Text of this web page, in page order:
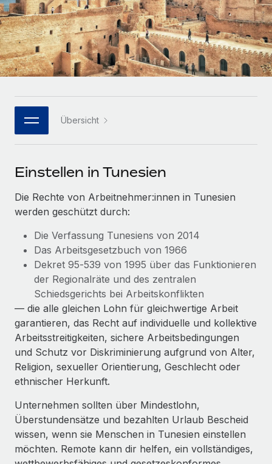
Remote Embedded
Nahtlose Integration der HR in bestehende Abläufe
Plattform
Integrierte HR-Kernfunktionen für dein Team
MCP
Integrationen
Tools
DIENSTLEISTUNGEN
Frag unsere Expert:innen
Hilfe von Expert:innen für globale HR & Compliance
Background-Checks
Einfacheres Bewerber:innen-Screening
Compliance Watchtower
Lückenlose Compliance
Geräteverwaltung
Globale Bereitstellung und Verfolgung von IT-
Geräten
Gründung von Niederlassungen
Schnelle, rechtssichere Gründung von
Niederlassungen
Maßgeschneiderte HR-Lösungen, um Teams zu
vergrößern
Enterprise
Globale HR für Konzerne und Großunternehmen
PARTNER WERDEN
Flexible Einbettung von Global-HR-Funktionen in deine
Entdecke die Möglichkeiten einer Partnerschaft
Beratung zu Integrationen und KI-Automatisierung
FALLSTUDIEN
So hat der KI-Vorreiter Weaviate sein Team mit
Remote um 120 % vergrößert
Weaviate auf einen Blick Weaviate entwickelt KI-basierte
Open-Source-Infrastrukturen. Das...
Mehr erfahren
Revolution des Enterprise Contractor
Managements – die Erfolgsgeschichte einer
globalen Content-Agentur mit Remote
Auf einen Blick Erfahre mehr über die unglaubliche
Forschung und Leitfäden
Fallstudien
HR-Glossar
Bibliothek für Stellenbeschreibungen
Webinare
Events
Newsroom
Informationen zu Gehältern und Qualifikationen
Hol dir Unterstützung
Alle Ressourcen anzeigen
BLOG
Globale Payroll
EOR und PEO
Contractor Management
Den Blog erkunden
Español
Italiano
Português (Portugal)
한국어 Übersicht
Einstellen in Tunesien
Die Rechte von Arbeitnehmer:innen in Tunesien
werden geschützt durch:
Die Verfassung Tunesiens von 2014
Das Arbeitsgesetzbuch von 1966
Dekret 95‑539 von 1995 über das Funktionieren
der Regionalräte und des zentralen
Schiedsgerichts bei Arbeitskonflikten
— die alle gleichen Lohn für gleichwertige Arbeit
garantieren, das Recht auf individuelle und kollektive
Arbeitsstreitigkeiten, sichere Arbeitsbedingungen
und Schutz vor Diskriminierung aufgrund von Alter,
Religion, sexueller Orientierung, Geschlecht oder
ethnischer Herkunft.
Unternehmen sollten über Mindestlohn,
Überstundensätze und bezahlten Urlaub Bescheid
wissen, wenn sie Menschen in Tunesien einstellen
möchten. Remote kann dir helfen, ein vollständiges,